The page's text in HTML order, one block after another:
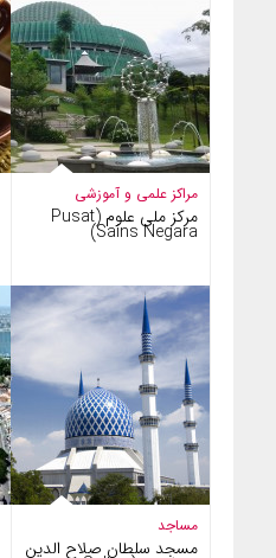
مراکز علمی و آموزشی
مرکز ملی علوم (Pusat
Sains Negara)
مساجد
مسجد سلطان صلاح الدین